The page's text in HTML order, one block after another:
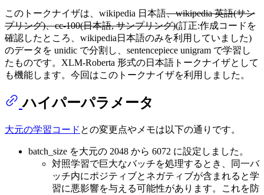
このトークナイザは、wikipedia 日本語、wikipedia 英語(サン
プリング)、cc-100(日本語, サンプリング)(訂正:作成コードを
確認したところ、wikipedia日本語のみを利用していました)
のデータを unidic で分割し、sentencepiece unigram で学習し
たものです。XLM-Roberta 形式の日本語トークナイザとして
も機能します。今回はこのトークナイザを利用しました。
ハイパーパラメータ
大元の学習コード との変更点やメモは以下の通りです。
batch_size を大元の 2048 から 6072 に設定しました。
対照学習で巨大なバッチを処理するとき、同一バ
ッチ内にポジティブとネガティブが含まれると学
習に悪影響を与える可能性があります。これを防